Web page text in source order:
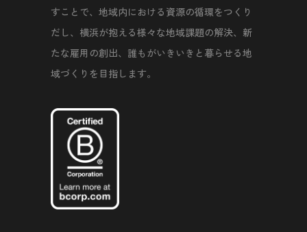
すことで、地域内における資源の循環をつくり
だし、横浜が抱える様々な地域課題の解決、新
たな雇用の創出、誰もがいきいきと暮らせる地
域づくりを目指します。